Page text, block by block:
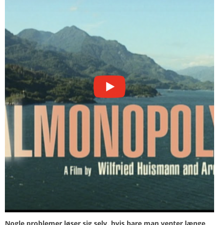
Nogle problemer løser sig selv, hvis bare man venter længe